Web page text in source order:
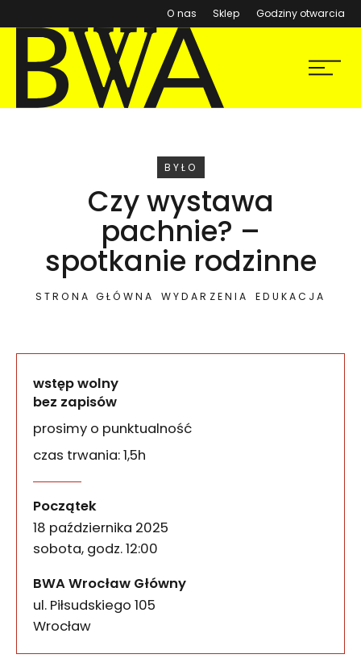
O nas Sklep (otwiera się w nowym
Godziny otwarcia
BWA Wrocław
Galerie Sztuki Współczesnej
Menu
WYDARZENIE
BYŁO
Czy wystawa
pachnie? –
spotkanie rodzinne
STRONA GŁÓWNA WYDARZENIA EDUKACJA
wstęp wolny
bez zapisów
prosimy o punktualność
czas trwania: 1,5h
Rodzinne oprowadzanie i warsztaty do wystawy
Początek
18 października 2025
sobota, godz. 12:00
BWA Wrocław Główny
ul. Piłsudskiego 105
50-085
Wrocław